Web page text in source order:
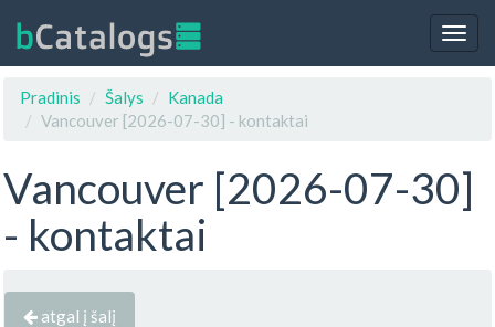
Pradinis
Šalys
Kanada
Vancouver [2026-07-30] - kontaktai
Vancouver [2026-07-30]
- kontaktai
atgal į šalį